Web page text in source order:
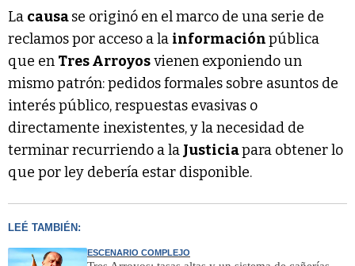
La causase originó en el marco de una serie de
reclamos por acceso a la informaciónpública
que en Tres Arroyosvienen exponiendo un
mismo patrón: pedidos formales sobre asuntos de
interés público, respuestas evasivas o
directamente inexistentes, y la necesidad de
terminar recurriendo a la Justiciapara obtener lo
que por ley debería estar disponible.
LEÉ TAMBIÉN:
ESCENARIO COMPLEJO